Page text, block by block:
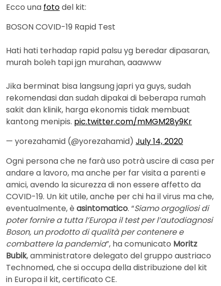
Ecco una fotodel kit:
BOSON COVID-19 Rapid Test
Hati hati terhadap rapid palsu yg beredar dipasaran,
murah boleh tapi jgn murahan, aaawww
Jika berminat bisa langsung japri ya guys, sudah
rekomendasi dan sudah dipakai di beberapa rumah
sakit dan klinik, harga ekonomis tidak membuat
kantong menipis. pic.twitter.com/mMGM28y9Kr
— yorezahamid (@yorezahamid) July 14, 2020
Ogni persona che ne farà uso potrà uscire di casa per
andare a lavoro, ma anche per far visita a parenti e
amici, avendo la sicurezza di non essere affetto da
COVID-19. Un kit utile, anche per chi ha il virus ma che,
eventualmente, è asintomatico. “Siamo orgogliosi di
poter fornire a tutta l’Europa il test per l’autodiagnosi
Boson, un prodotto di qualità per contenere e
combattere la pandemia”, ha comunicato Moritz
Bubik, amministratore delegato del gruppo austriaco
Technomed, che si occupa della distribuzione del kit
in Europa il kit, certificato CE.